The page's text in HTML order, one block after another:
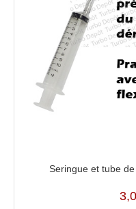
Seringue et tube